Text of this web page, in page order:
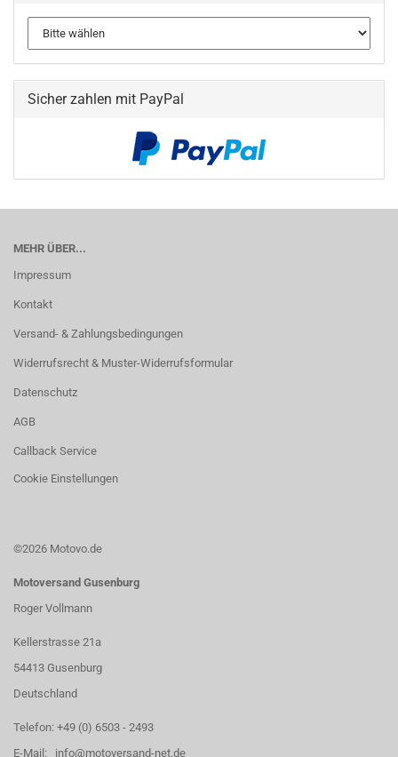
Sicher zahlen mit PayPal
MEHR ÜBER...
Impressum
Kontakt
Versand- & Zahlungsbedingungen
Widerrufsrecht & Muster-Widerrufsformular
Datenschutz
AGB
Callback Service
Cookie Einstellungen
©2026 Motovo.de
Motoversand Gusenburg
Roger Vollmann
Kellerstrasse 21a
54413 Gusenburg
Deutschland
Telefon: +49 (0) 6503 - 2493
E-Mail: info@motoversand-net.de